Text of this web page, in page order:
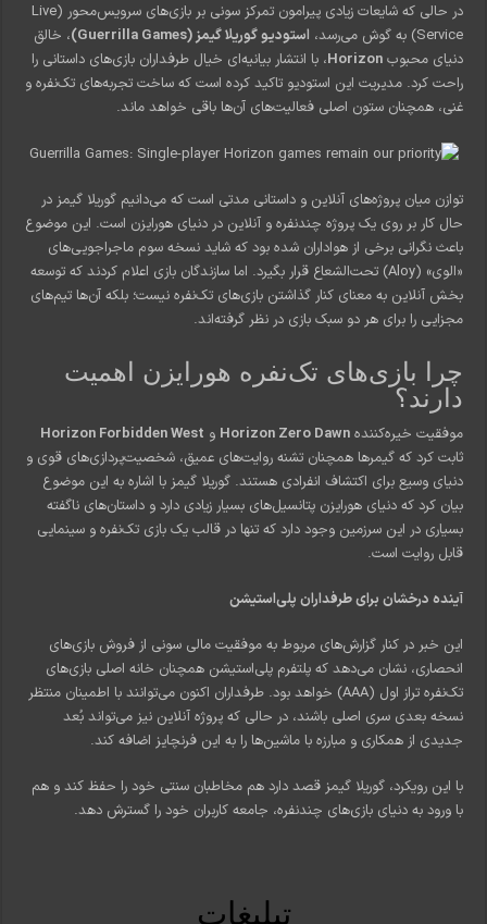
در حالی که شایعات زیادی پیرامون تمرکز سونی بر بازی‌های سرویس‌محور (Live
Service) به گوش می‌رسد،
استودیو گوریلا گیمز (Guerrilla Games)
، خالق
دنیای محبوبHorizon، با انتشار بیانیه‌ای خیال طرفداران بازی‌های داستانی را
راحت کرد. مدیریت این استودیو تاکید کرده است که ساخت تجربه‌های تک‌نفره و
غنی، همچنان ستون اصلی فعالیت‌های آن‌ها باقی خواهد ماند.
توازن میان پروژه‌های آنلاین و داستانی مدتی است که می‌دانیم گوریلا گیمز در
حال کار بر روی یک پروژه چندنفره و آنلاین در دنیای هورایزن است. این موضوع
باعث نگرانی برخی از هواداران شده بود که شاید نسخه سوم ماجراجویی‌های
«الوی» (Aloy) تحت‌الشعاع قرار بگیرد. اما سازندگان بازی اعلام کردند که توسعه
بخش آنلاین به معنای کنار گذاشتن بازی‌های تک‌نفره نیست؛ بلکه آن‌ها تیم‌های
مجزایی را برای هر دو سبک بازی در نظر گرفته‌اند.
چرا بازی‌های تک‌نفره هورایزن اهمیت
دارند؟
موفقیت خیره‌کنندهHorizon Zero Dawn و Horizon Forbidden West
ثابت کرد که گیمرها همچنان تشنه روایت‌های عمیق، شخصیت‌پردازی‌های قوی و
دنیای وسیع برای اکتشاف انفرادی هستند. گوریلا گیمز با اشاره به این موضوع
بیان کرد که دنیای هورایزن پتانسیل‌های بسیار زیادی دارد و داستان‌های ناگفته
بسیاری در این سرزمین وجود دارد که تنها در قالب یک بازی تک‌نفره و سینمایی
قابل روایت است.
آینده درخشان برای طرفداران پلی‌استیشن
این خبر در کنار گزارش‌های مربوط به موفقیت مالی سونی از فروش بازی‌های
انحصاری، نشان می‌دهد که پلتفرم پلی‌استیشن همچنان خانه اصلی بازی‌های
تک‌نفره تراز اول (AAA) خواهد بود. طرفداران اکنون می‌توانند با اطمینان منتظر
نسخه بعدی سری اصلی باشند، در حالی که پروژه آنلاین نیز می‌تواند بُعد
جدیدی از همکاری و مبارزه با ماشین‌ها را به این فرنچایز اضافه کند.
با این رویکرد، گوریلا گیمز قصد دارد هم مخاطبان سنتی خود را حفظ کند و هم
با ورود به دنیای بازی‌های چندنفره، جامعه کاربران خود را گسترش دهد.
تبلیغات